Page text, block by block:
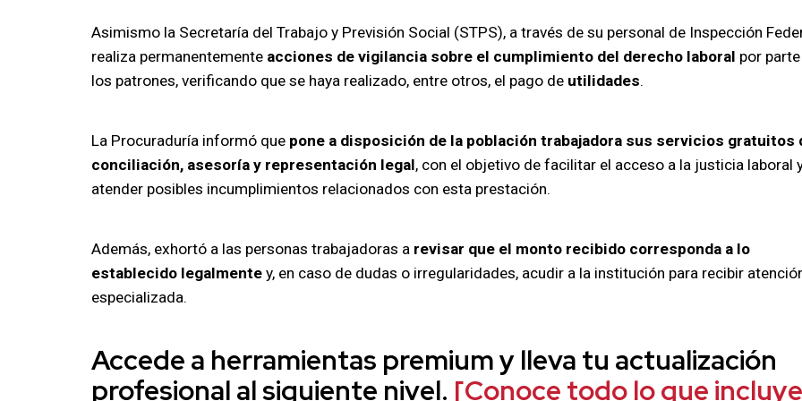
Asimismo la Secretaría del Trabajo y Previsión Social (STPS), a través de su personal de Inspección
realiza permanentemente acciones de vigilancia sobre el cumplimiento del derecho laboral por
los patrones, verificando que se haya realizado, entre otros, el pago de utilidades.
La Procuraduría informó que pone a disposición de la población trabajadora sus servicios gratuitos
conciliación, asesoría y representación legal, con el objetivo de facilitar el acceso a la justicia laboral
atender posibles incumplimientos relacionados con esta prestación.
Además, exhortó a las personas trabajadoras a revisar que el monto recibido corresponda a lo
establecido legalmente y, en caso de dudas o irregularidades, acudir a la institución para recibir
especializada.
Accede a herramientas premium y lleva tu actualización
profesional al siguiente nivel. [Conoce todo lo que incluye